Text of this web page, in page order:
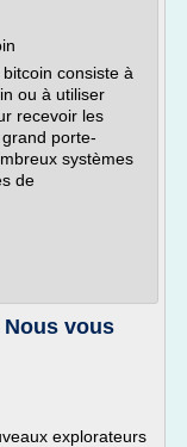
consiste à
ou à utiliser
recevoir les
porte-
systèmes
de
vous
explorateurs